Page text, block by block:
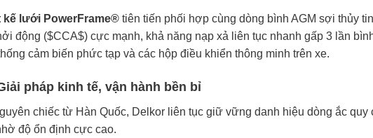
kế lưới PowerFrame®tiên tiến phối hợp cùng dòng bình AGM sợi thủy
động ($CCA$) cực mạnh, khả năng nạp xả liên tục nhanh gấp 3 lần
cảm biến phức tạp và các hộp điều khiển thông minh trên xe.
pháp kinh tế, vận hành bền bỉ
chiếc từ Hàn Quốc, Delkor liên tục giữ vững danh hiệu dòng ắc quy
độ ổn định cực cao.